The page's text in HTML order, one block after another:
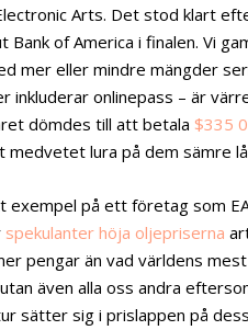
Arts. Det stod klart
Bank of America i finalen. Vi
mer eller mindre mängder
onlinepass – är
dömdes till att betala$335
lura på dem sämre
exempel på ett företag som
spekulanter höja oljepriserna
pengar än vad världens
även alla oss andra
sätter sig i prislappen på